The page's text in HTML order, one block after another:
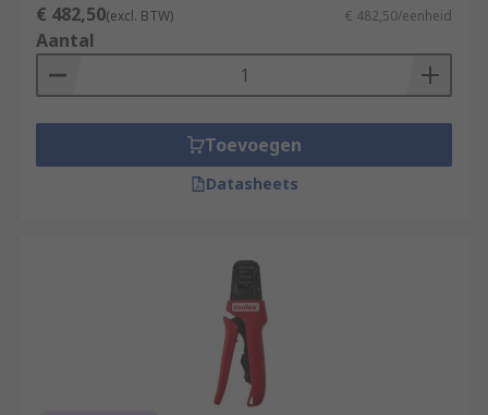
€ 482,50(excl. BTW) € 482,50/eenheid
Aantal
Toevoegen
Datasheets